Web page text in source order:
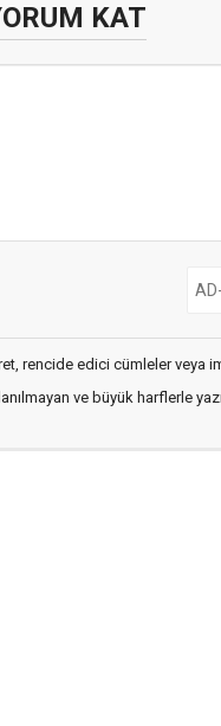
KAT
rencide edici cümleler veya
ve büyük harflerle